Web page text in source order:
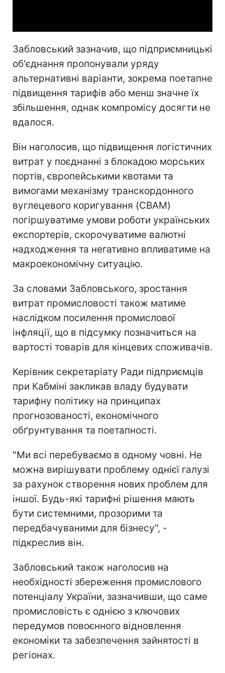
Забловський зазначив, що підприємницькі
об'єднання пропонували уряду
альтернативні варіанти, зокрема поетапне
підвищення тарифів або менш значне їх
збільшення, однак компромісу досягти не
вдалося.
Він наголосив, що підвищення логістичних
витрат у поєднанні з блокадою морських
портів, європейськими квотами та
вимогами механізму транскордонного
вуглецевого коригування (CBAM)
погіршуватиме умови роботи українських
експортерів, скорочуватиме валютні
надходження та негативно впливатиме на
макроекономічну ситуацію.
За словами Забловського, зростання
витрат промисловості також матиме
наслідком посилення промислової
інфляції, що в підсумку позначиться на
вартості товарів для кінцевих споживачів.
Керівник секретаріату Ради підприємців
при Кабміні закликав владу будувати
тарифну політику на принципах
прогнозованості, економічного
обґрунтування та поетапності.
"Ми всі перебуваємо в одному човні. Не
можна вирішувати проблему однієї галузі
за рахунок створення нових проблем для
іншої. Будь-які тарифні рішення мають
бути системними, прозорими та
передбачуваними для бізнесу", -
підкреслив він.
Забловський також наголосив на
необхідності збереження промислового
потенціалу України, зазначивши, що саме
промисловість є однією з ключових
передумов повоєнного відновлення
економіки та забезпечення зайнятості в
регіонах.